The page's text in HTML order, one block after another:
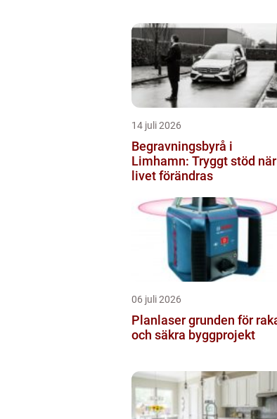
14 juli 2026
Begravningsbyrå i
Limhamn: Tryggt stöd när
livet förändras
06 juli 2026
Planlaser grunden för raka
och säkra byggprojekt